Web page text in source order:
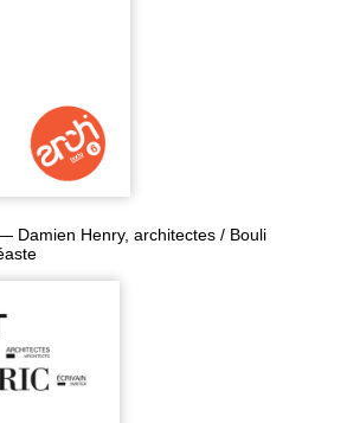
Damien Henry, architectes / Bouli